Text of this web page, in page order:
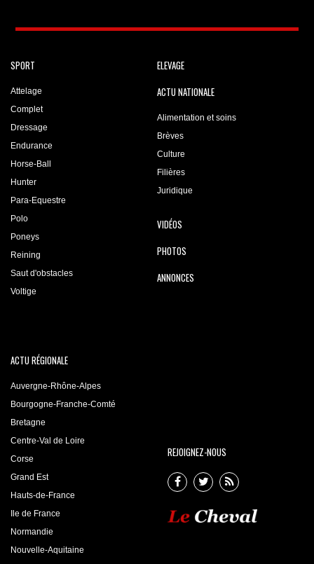
SPORT
Attelage
Complet
Dressage
Endurance
Horse-Ball
Hunter
Para-Equestre
Polo
Poneys
Reining
Saut d'obstacles
Voltige
ELEVAGE
ACTU NATIONALE
Alimentation et soins
Brèves
Culture
Filières
Juridique
VIDÉOS
PHOTOS
ANNONCES
ACTU RÉGIONALE
Auvergne-Rhône-Alpes
Bourgogne-Franche-Comté
Bretagne
Centre-Val de Loire
Corse
Grand Est
Hauts-de-France
Ile de France
Normandie
Nouvelle-Aquitaine
REJOIGNEZ-NOUS